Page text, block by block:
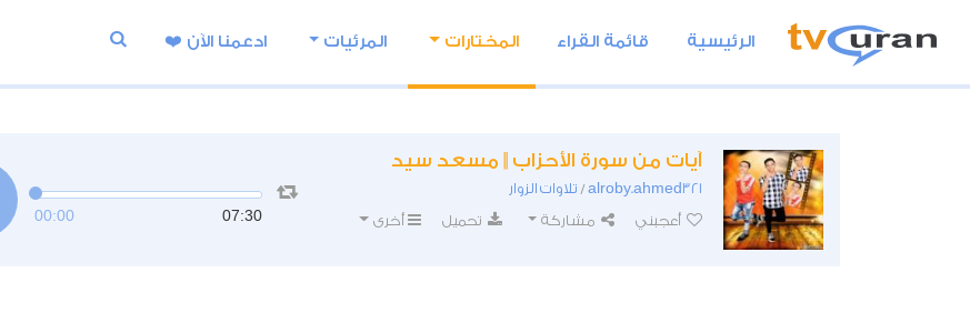
الرئيسية قائمة القراء المختارات المرئيات ادعمنا اﻵن ❤️
آيات من سورة الأحزاب || مسعد سيد
alroby.ahmed321
/ تلاوات الزوار
أعجبني
مشاركة تحميل أخرى 00:00 07:30